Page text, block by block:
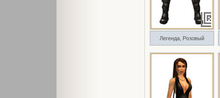
Легенда, Розовый